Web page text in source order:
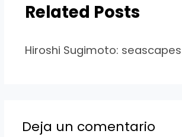
Related Posts
Hiroshi Sugimoto: seascapes
Deja un comentario